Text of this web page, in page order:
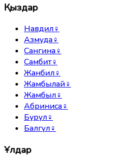
Қыздар
Навдил♀
Азмуда♀
Сангина♀
Самбит♀
Жанбил♀
Жамбылай♀
Жамбыл♀
Абриниса♀
Бурул♀
Балгүл♀
Ұлдар